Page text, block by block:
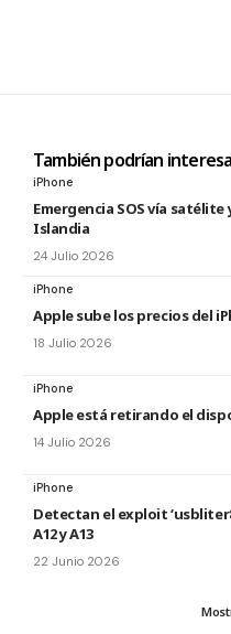
También podrían
iPhone
Emergencia SOS vía
Islandia
24 Julio 2026
iPhone
Apple sube los precios del
18 Julio 2026
iPhone
Apple está retirando el
14 Julio 2026
iPhone
Detectan el exploit
A12 y A13
22 Junio 2026